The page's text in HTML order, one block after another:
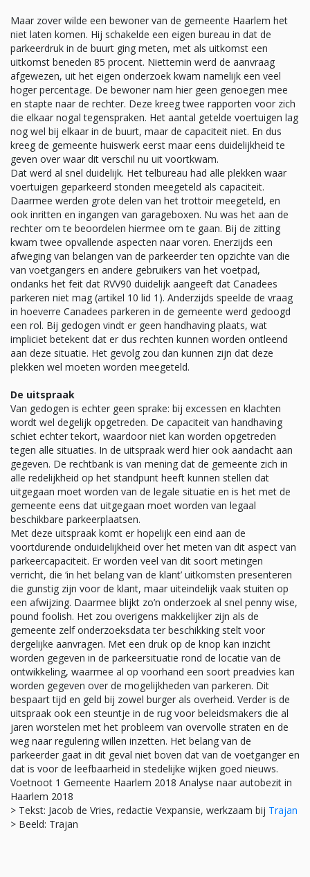
Maar zover wilde een bewoner van de gemeente Haarlem het
niet laten komen. Hij schakelde een eigen bureau in dat de
parkeerdruk in de buurt ging meten, met als uitkomst een
uitkomst beneden 85 procent. Niettemin werd de aanvraag
afgewezen, uit het eigen onderzoek kwam namelijk een veel
hoger percentage. De bewoner nam hier geen genoegen mee
en stapte naar de rechter. Deze kreeg twee rapporten voor zich
die elkaar nogal tegenspraken. Het aantal getelde voertuigen lag
nog wel bij elkaar in de buurt, maar de capaciteit niet. En dus
kreeg de gemeente huiswerk eerst maar eens duidelijkheid te
geven over waar dit verschil nu uit voortkwam.
Dat werd al snel duidelijk. Het telbureau had alle plekken waar
voertuigen geparkeerd stonden meegeteld als capaciteit.
Daarmee werden grote delen van het trottoir meegeteld, en
ook inritten en ingangen van garageboxen. Nu was het aan de
rechter om te beoordelen hiermee om te gaan. Bij de zitting
kwam twee opvallende aspecten naar voren. Enerzijds een
afweging van belangen van de parkeerder ten opzichte van die
van voetgangers en andere gebruikers van het voetpad,
ondanks het feit dat RVV90 duidelijk aangeeft dat Canadees
parkeren niet mag (artikel 10 lid 1). Anderzijds speelde de vraag
in hoeverre Canadees parkeren in de gemeente werd gedoogd
een rol. Bij gedogen vindt er geen handhaving plaats, wat
impliciet betekent dat er dus rechten kunnen worden ontleend
aan deze situatie. Het gevolg zou dan kunnen zijn dat deze
plekken wel moeten worden meegeteld.
De uitspraak
Van gedogen is echter geen sprake: bij excessen en klachten
wordt wel degelijk opgetreden. De capaciteit van handhaving
schiet echter tekort, waardoor niet kan worden opgetreden
tegen alle situaties. In de uitspraak werd hier ook aandacht aan
gegeven. De rechtbank is van mening dat de gemeente zich in
alle redelijkheid op het standpunt heeft kunnen stellen dat
uitgegaan moet worden van de legale situatie en is het met de
gemeente eens dat uitgegaan moet worden van legaal
beschikbare parkeerplaatsen.
Met deze uitspraak komt er hopelijk een eind aan de
voortdurende onduidelijkheid over het meten van dit aspect van
parkeercapaciteit. Er worden veel van dit soort metingen
verricht, die ‘in het belang van de klant’ uitkomsten presenteren
die gunstig zijn voor de klant, maar uiteindelijk vaak stuiten op
een afwijzing. Daarmee blijkt zo’n onderzoek al snel penny wise,
pound foolish. Het zou overigens makkelijker zijn als de
gemeente zelf onderzoeksdata ter beschikking stelt voor
dergelijke aanvragen. Met een druk op de knop kan inzicht
worden gegeven in de parkeersituatie rond de locatie van de
ontwikkeling, waarmee al op voorhand een soort preadvies kan
worden gegeven over de mogelijkheden van parkeren. Dit
bespaart tijd en geld bij zowel burger als overheid. Verder is de
uitspraak ook een steuntje in de rug voor beleidsmakers die al
jaren worstelen met het probleem van overvolle straten en de
weg naar regulering willen inzetten. Het belang van de
parkeerder gaat in dit geval niet boven dat van de voetganger en
dat is voor de leefbaarheid in stedelijke wijken goed nieuws.
Voetnoot 1 Gemeente Haarlem 2018 Analyse naar autobezit in
Haarlem 2018
> Tekst: Jacob de Vries, redactie Vexpansie, werkzaam bij Trajan
> Beeld: Trajan